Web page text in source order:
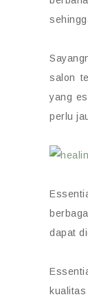
salon
yang
perlu
dapat